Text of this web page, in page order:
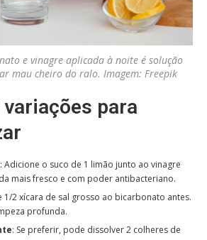
e vinagre aplicada à noite é solução
mau cheiro do ralo. Imagem: Freepik
para
: Adicione o suco de 1 limão junto ao vinagre
mais fresco e com poder antibacteriano.
1/2 xícara de sal grosso ao bicarbonato antes.
profunda.
: Se preferir, pode dissolver 2 colheres de